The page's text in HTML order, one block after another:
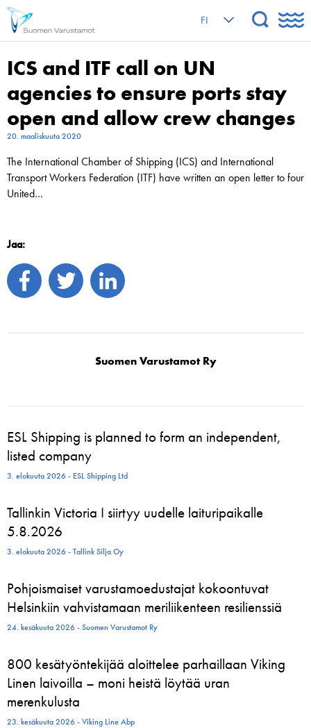
FI
ICS and ITF call on UN
agencies to ensure ports stay
open and allow crew changes
20. maaliskuuta 2020
The International Chamber of Shipping (ICS) and International
Transport Workers Federation (ITF) have written an open letter to four
United…
Jaa:
Suomen Varustamot Ry
ESL Shipping is planned to form an independent,
listed company
3. elokuuta 2026 - ESL Shipping Ltd
Tallinkin Victoria I siirtyy uudelle laituripaikalle
5.8.2026
3. elokuuta 2026 - Tallink Silja Oy
Pohjoismaiset varustamoedustajat kokoontuvat
Helsinkiin vahvistamaan meriliikenteen resilienssiä
24. kesäkuuta 2026 - Suomen Varustamot Ry
800 kesätyöntekijää aloittelee parhaillaan Viking
Linen laivoilla – moni heistä löytää uran
merenkulusta
23. kesäkuuta 2026 - Viking Line Abp